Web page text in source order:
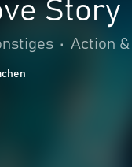
Story
• Action